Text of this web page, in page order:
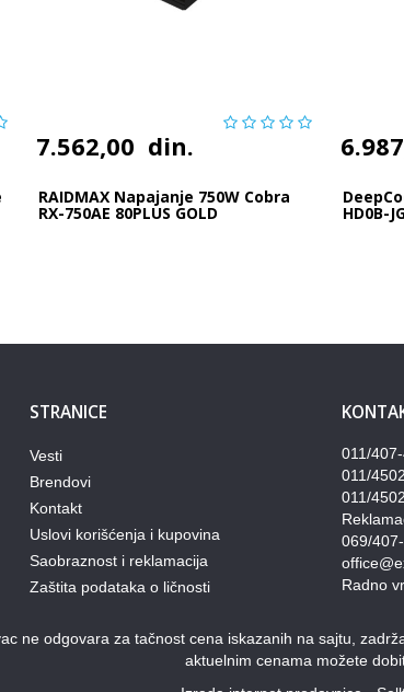
7.562,00 din.
RAIDMAX Napajanje 750W Cobra
RX-750AE 80PLUS GOLD HD0B-
STRANICE
Vesti
Brendovi
Kontakt
Uslovi korišćenja i kupovina
Saobraznost i reklamacija
Zaštita podataka o ličnosti
011/
011/
011/
069/
Radno
ne odgovara za tačnost cena iskazanih na sajtu,
aktuelnim cenama možete